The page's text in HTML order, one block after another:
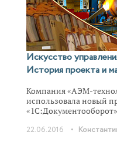
Искусство
История проекта и
Компания «АЭМ-
использовала новый
системы. Этот проект
22.06.2016 •